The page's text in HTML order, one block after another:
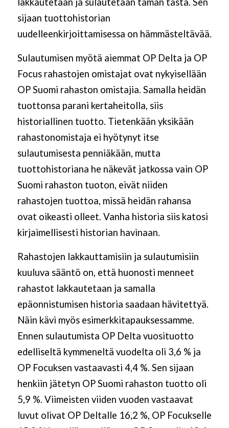
sijaan tuottohistorian
uudelleenkirjoittamisessa on hämmästeltävää.
Sulautumisen myötä aiemmat OP Delta ja OP
Focus rahastojen omistajat ovat nykyisellään
OP Suomi rahaston omistajia. Samalla heidän
tuottonsa parani kertaheitolla, siis
historiallinen tuotto. Tietenkään yksikään
rahastonomistaja ei hyötynyt itse
sulautumisesta penniäkään, mutta
tuottohistoriana he näkevät jatkossa vain OP
Suomi rahaston tuoton, eivät niiden
rahastojen tuottoa, missä heidän rahansa
ovat oikeasti olleet. Vanha historia siis katosi
kirjaimellisesti historian havinaan.
Rahastojen lakkauttamisiin ja sulautumisiin
kuuluva sääntö on, että huonosti menneet
rahastot lakkautetaan ja samalla
epäonnistumisen historia saadaan hävitettyä.
Näin kävi myös esimerkkitapauksessamme.
Ennen sulautumista OP Delta vuosituotto
edelliseltä kymmeneltä vuodelta oli 3,6 % ja
OP Focuksen vastaavasti 4,4 %. Sen sijaan
henkiin jätetyn OP Suomi rahaston tuotto oli
5,9 %. Viimeisten viiden vuoden vastaavat
luvut olivat OP Deltalle 16,2 %, OP Focukselle